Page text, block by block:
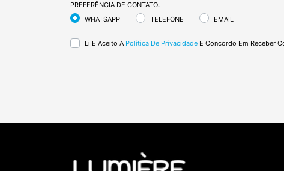
PREFERÊNCIA DE CONTATO:
WHATSAPP
TELEFONE EMAIL
Li E Aceito A Política De Privacidade E Concordo Em Receber